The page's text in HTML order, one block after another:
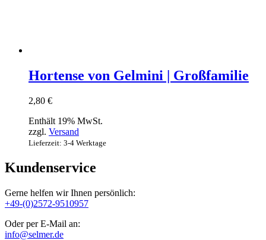
Hortense von Gelmini | Großfamilie
2,80 €
Enthält 19% MwSt.
zzgl. Versand
Lieferzeit: 3-4 Werktage
Kundenservice
Gerne helfen wir Ihnen persönlich:
+49-(0)2572-9510957
Oder per E-Mail an:
info@selmer.de